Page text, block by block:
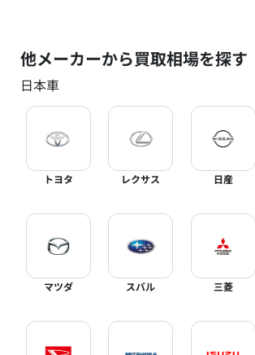
他メーカーから買取相場を探す
日本車
トヨタ レクサス 日産
マツダ スバル 三菱